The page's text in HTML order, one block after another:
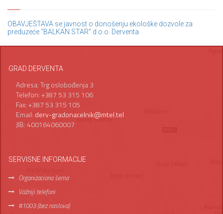
OBAVJEŠTAVA se javnost o donošenju ekološke dozvole za
preduzeće “BALKAN STAR” d.o.o. Derventa
GRAD DERVENTA
Adresa: Trg oslobođenja 3
Telefon: +387 53 315 106
Fax: +387 53 315 105
Email: derv-gradonacelnik@mtel.tel
JIB: 400164060007
SERVISNE INFORMACIJE
Organizaciona šema
Važniji telefoni
#1003 (bez naslova)